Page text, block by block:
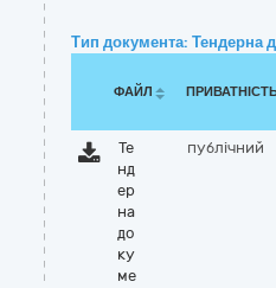
Тип документа: Тендерна
ФАЙЛ
Те
нд
ер
на
до
ку
ме
публічний